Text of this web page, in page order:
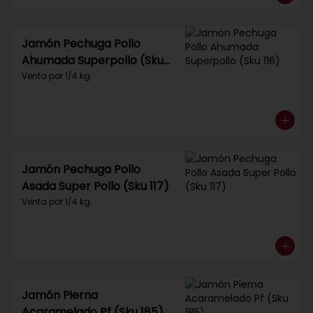
Jamón Pechuga Pollo
Ahumada Superpollo (Sku
116)
Venta por 1/4 kg.
Jamón Pechuga Pollo
Asada Super Pollo (Sku 117)
Venta por 1/4 kg.
Jamón Pierna